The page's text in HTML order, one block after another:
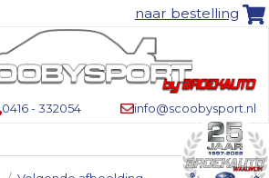
naar bestelling
0416 - 332054 info@scoobysport.nl